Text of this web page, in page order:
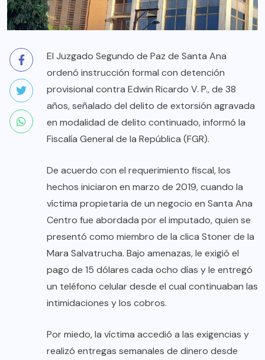
El Juzgado Segundo de Paz de Santa Ana
ordenó instrucción formal con detención
provisional contra Edwin Ricardo V. P., de 38
años, señalado del delito de extorsión agravada
en modalidad de delito continuado, informó la
Fiscalía General de la República (FGR).
De acuerdo con el requerimiento fiscal, los
hechos iniciaron en marzo de 2019, cuando la
víctima propietaria de un negocio en Santa Ana
Centro fue abordada por el imputado, quien se
presentó como miembro de la clica Stoner de la
Mara Salvatrucha. Bajo amenazas, le exigió el
pago de 15 dólares cada ocho días y le entregó
un teléfono celular desde el cual continuaban las
intimidaciones y los cobros.
Por miedo, la víctima accedió a las exigencias y
realizó entregas semanales de dinero desde